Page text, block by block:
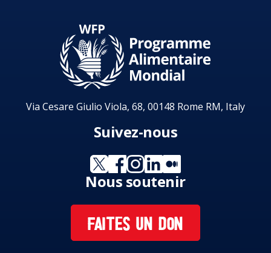
Via Cesare Giulio Viola, 68, 00148 Rome RM, Italy
Suivez-nous
Nous soutenir
FAITES UN DON